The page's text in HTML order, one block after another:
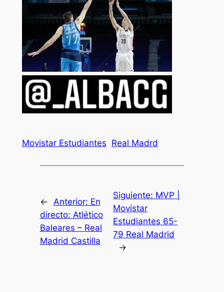
Movistar Estudiantes Real Madrd
← Anterior: En
directo: Atlético
Baleares – Real
Madrid Castilla
Siguiente: MVP |
Movistar
Estudiantes 65-
79 Real Madrid
→